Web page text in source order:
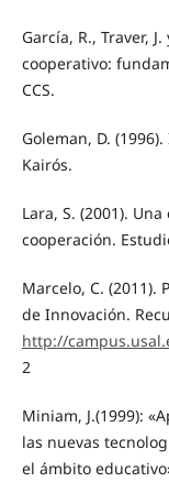
García, R., Traver,
cooperativo:
CCS.
Goleman, D.
Kairós.
Lara, S. (2001).
cooperación.
Marcelo, C. (2011).
de Innovación.
http://
2
Miniam, J.(1999):
las nuevas
el ámbito